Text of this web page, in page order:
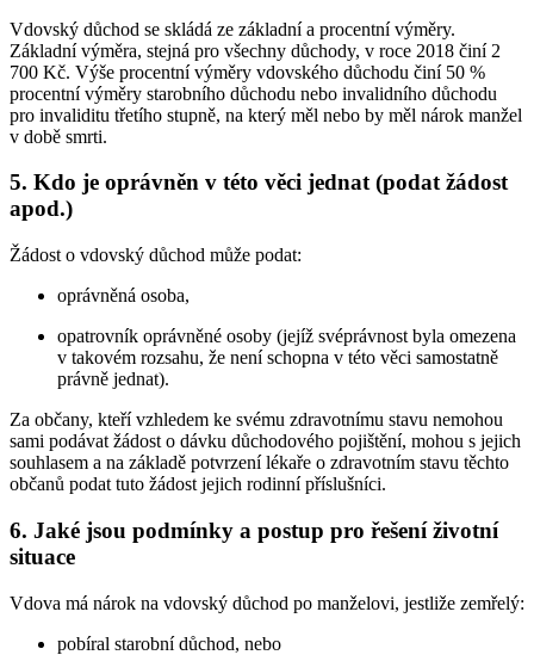
Vdovský důchod se skládá ze základní a procentní výměry.
Základní výměra, stejná pro všechny důchody, v roce 2018 činí 2
700 Kč. Výše procentní výměry vdovského důchodu činí 50 %
procentní výměry starobního důchodu nebo invalidního důchodu
pro invaliditu třetího stupně, na který měl nebo by měl nárok manžel
v době smrti.
5. Kdo je oprávněn v této věci jednat (podat žádost
apod.)
Žádost o vdovský důchod může podat:
oprávněná osoba,
opatrovník oprávněné osoby (jejíž svéprávnost byla omezena
v takovém rozsahu, že není schopna v této věci samostatně
právně jednat).
Za občany, kteří vzhledem ke svému zdravotnímu stavu nemohou
sami podávat žádost o dávku důchodového pojištění, mohou s jejich
souhlasem a na základě potvrzení lékaře o zdravotním stavu těchto
občanů podat tuto žádost jejich rodinní příslušníci.
6. Jaké jsou podmínky a postup pro řešení životní
situace
Vdova má nárok na vdovský důchod po manželovi, jestliže zemřelý:
pobíral starobní důchod, nebo